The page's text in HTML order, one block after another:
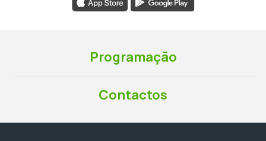
Programação
Contactos